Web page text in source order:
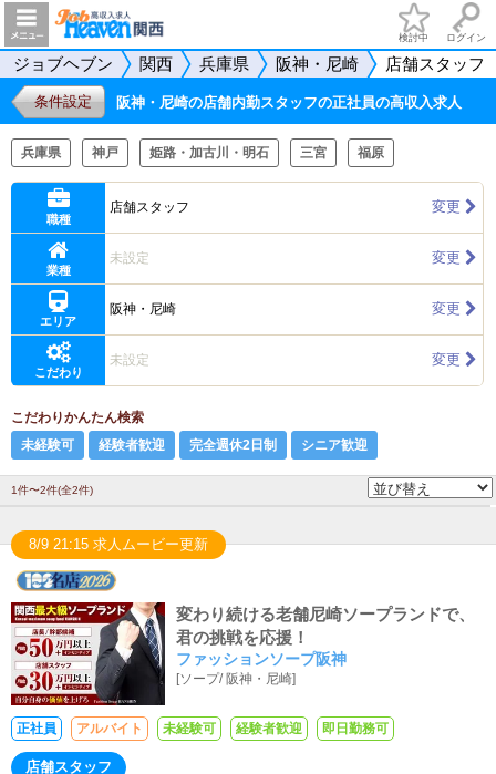
検討中 ログイン
ジョブヘブン 関西 兵庫県 阪神・尼崎 店舗スタッフ
条件設定 阪神・尼崎の店舗内勤スタッフの正社員の高収入求人
兵庫県 神戸 姫路・加古川・明石 三宮 福原
職種
店舗スタッフ 変更
業種
未設定 変更
エリア
阪神・尼崎 変更
こだわり
未設定 変更
こだわりかんたん検索
未経験可
経験者歓迎 完全週休2日制 シニア歓迎
1件〜2件(全2件)
8/9 21:15 求人ムービー更新
変わり続ける老舗尼崎ソープランドで、
君の挑戦を応援！
ファッションソープ阪神
[ソープ/ 阪神・尼崎]
正社員 アルバイト 未経験可 経験者歓迎 即日勤務可
店舗スタッフ